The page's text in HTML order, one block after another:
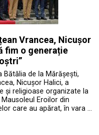
Vrancea, Nicușor
fim o generație
Bătălia de la Mărășești,
Nicușor Halici, a
și religioase organizate la
Eroilor din
care au apărat, în vara …